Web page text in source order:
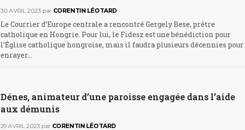
30 AVRIL 2023 par CORENTIN LÉOTARD
Le Courrier d’Europe centrale a rencontré Gergely Bese, prêtre
catholique en Hongrie. Pour lui, le Fidesz est une bénédiction pour
l’Église catholique hongroise, mais il faudra plusieurs décennies pour
enrayer…
Dénes, animateur d’une paroisse engagée dans l’aide
aux démunis
29 AVRIL 2023 par CORENTIN LÉOTARD